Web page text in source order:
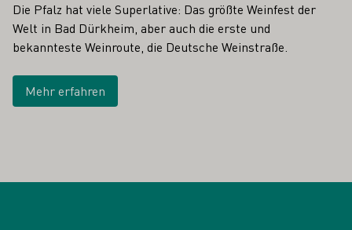
Die Pfalz hat viele Superlative: Das größte Weinfest der
Welt in Bad Dürkheim, aber auch die erste und
bekannteste Weinroute, die Deutsche Weinstraße.
Mehr erfahren